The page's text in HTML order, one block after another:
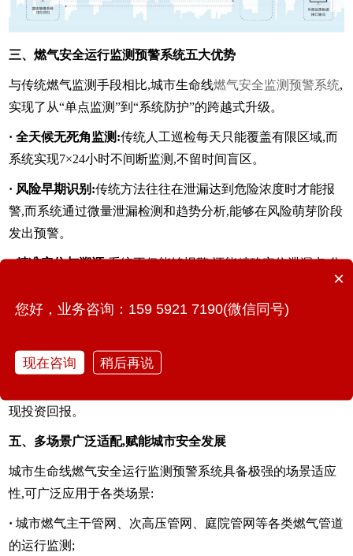
三、燃气安全运行监测预警系统五大优势
与传统燃气监测手段相比,城市生命线燃气安全监测预警系统,
实现了从“单点监测”到“系统防护”的跨越式升级。
·全天候无死角监测:传统人工巡检每天只能覆盖有限区域,而
系统实现7×24小时不间断监测,不留时间盲区。
· 风险早期识别:传统方法往往在泄漏达到危险浓度时才能报
警,而系统通过微量泄漏检测和趋势分析,能够在风险萌芽阶段
发出预警。
·精准定位与溯源:系统不仅能够报警,还能精确定位泄漏点,分
·自适应学习能力:系统通过持续学习不断优化预警模型,适应
降低综合运维成本:虽然初期投入较高,但系统通过预防重大
现投资回报。
五、多场景广泛适配,赋能城市安全发展
城市生命线燃气安全运行监测预警系统具备极强的场景适应
性,可广泛应用于各类场景:
·城市燃气主干管网、次高压管网、庭院管网等各类燃气管道
的运行监测;
×
您好，业务咨询：159 5921 7190(微信同号)
现在咨询 稍后再说